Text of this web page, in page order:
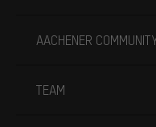
AACHENER
TEAM